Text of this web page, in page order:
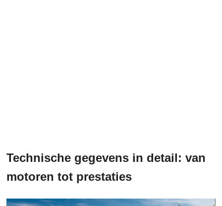
Technische gegevens in detail: van
motoren tot prestaties